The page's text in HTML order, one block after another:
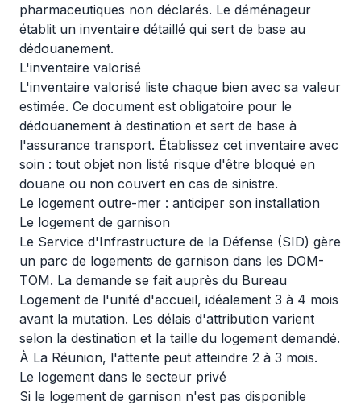
pharmaceutiques non déclarés. Le déménageur
établit un inventaire détaillé qui sert de base au
dédouanement.
L'inventaire valorisé
L'inventaire valorisé liste chaque bien avec sa valeur
estimée. Ce document est obligatoire pour le
dédouanement à destination et sert de base à
l'assurance transport. Établissez cet inventaire avec
soin : tout objet non listé risque d'être bloqué en
douane ou non couvert en cas de sinistre.
Le logement outre-mer : anticiper son installation
Le logement de garnison
Le Service d'Infrastructure de la Défense (SID) gère
un parc de logements de garnison dans les DOM-
TOM. La demande se fait auprès du Bureau
Logement de l'unité d'accueil, idéalement 3 à 4 mois
avant la mutation. Les délais d'attribution varient
selon la destination et la taille du logement demandé.
À La Réunion, l'attente peut atteindre 2 à 3 mois.
Le logement dans le secteur privé
Si le logement de garnison n'est pas disponible